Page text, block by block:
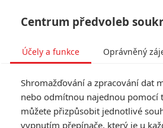
Centrum předvoleb
Účely a funkce Oprávněný
Shromažďování a zpracování dat
nebo odmítnou najednou pomocí
můžete přizpůsobit jednotlivé
vypnutím přepínače, který je u